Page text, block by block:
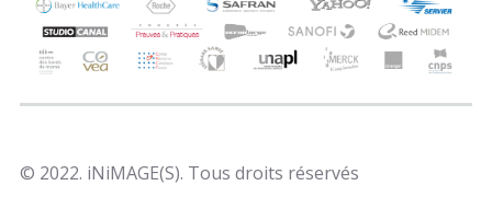
© 2022. iNiMAGE(S). Tous droits réservés